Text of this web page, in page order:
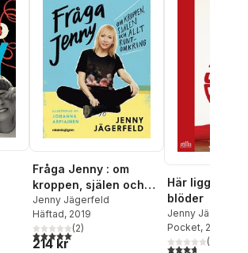
antal röster:
Fråga Jenny : om
kroppen, själen och
allt runtomkring
Jenny Jägerfeld
Häftad, 2019
5,0utav 5 stjärnor. Totalt antal röster:
(2)
214 kr
Här ligger jag
blöder
Jenny Jägerfeld
Pocket, 2011
3,7utav 5(